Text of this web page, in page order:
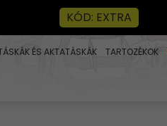
KÓD: EXTRA
ÉS AKTATÁSKÁK TARTOZÉKOK